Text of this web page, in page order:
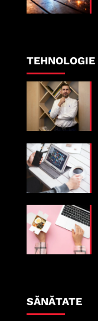
TEHNOLOGIE
SĂNĂTATE